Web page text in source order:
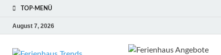
TOP-MENÜ
August 7, 2026